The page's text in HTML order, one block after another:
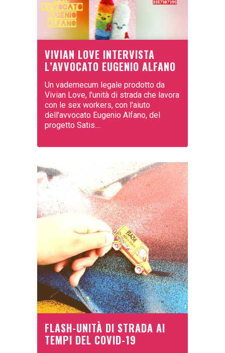
VIVIAN LOVE INTERVISTA
L’AVVOCATO EUGENIO ALFANO
Un vademecum legale prodotto da
Vivian Love, l'unità di strada che lavora
con le sex workers, con l'aiuto
dell'avvocato Eugenio Alfano, del
progetto Satis....
FLASH-UNITÀ DI STRADA AI
TEMPI DEL COVID-19